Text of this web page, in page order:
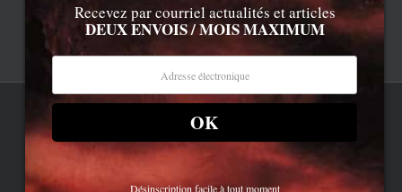
Contenu © Lionel Davoust sauf exceptions précisées.
Cliquez ici pour lire les mentions légales barbantes
LD.com 8.a. Attention, vous êtes arrivé en bas de la page,
Newsletter
Bluesky
Recevez par courriel actualités et articles
DEUX ENVOIS / MOIS MAXIMUM
OK
Désinscription facile à tout moment